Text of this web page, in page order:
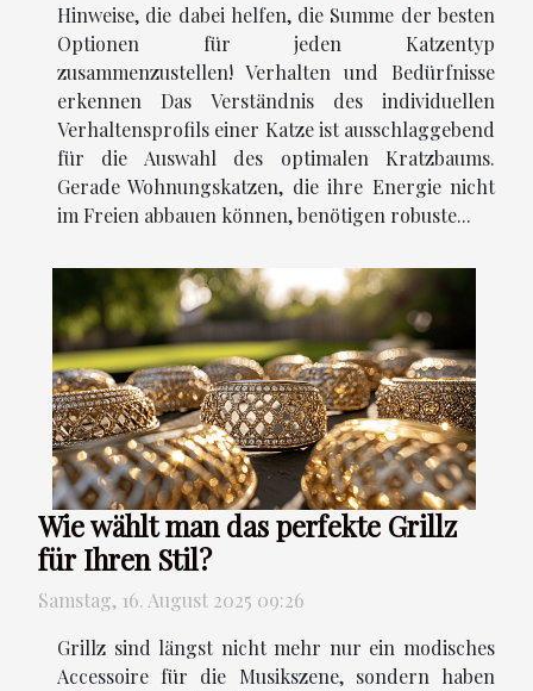
Hinweise, die dabei helfen, die Summe der besten
Optionen für jeden Katzentyp
zusammenzustellen! Verhalten und Bedürfnisse
erkennen Das Verständnis des individuellen
Verhaltensprofils einer Katze ist ausschlaggebend
für die Auswahl des optimalen Kratzbaums.
Gerade Wohnungskatzen, die ihre Energie nicht
im Freien abbauen können, benötigen robuste...
Wie wählt man das perfekte Grillz
für Ihren Stil?
Samstag, 16. August 2025 09:26
Grillz sind längst nicht mehr nur ein modisches
Accessoire für die Musikszene, sondern haben